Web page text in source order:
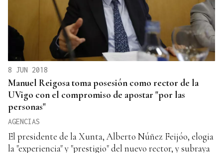
8 JUN 2018
Manuel Reigosa toma posesión como rector de la
UVigo con el compromiso de apostar "por las
personas"
AGENCIAS
El presidente de la Xunta, Alberto Núñez Feijóo, elogia
la "experiencia" y "prestigio" del nuevo rector, y subraya